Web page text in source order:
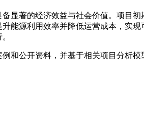
显著的经济效益与社会价值。项目
能源利用效率并降低运营成本，实
和公开资料，并基于相关项目分析